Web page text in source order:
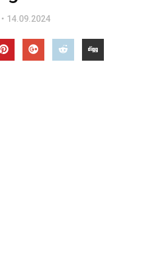
14.09.2024